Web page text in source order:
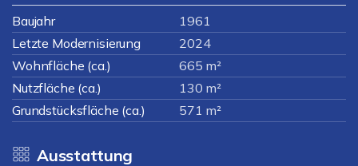
Baujahr
1961
Letzte Modernisierung
2024
Wohnfläche (ca.)
665 m²
Nutzfläche (ca.)
130 m²
Grundstücksfläche (ca.)
571 m²
Ausstattung